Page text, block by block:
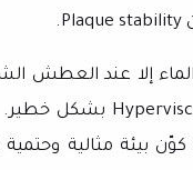
Plaque stability
.
إلا عند العطش
بشكل خطير.
بيئة مثالية